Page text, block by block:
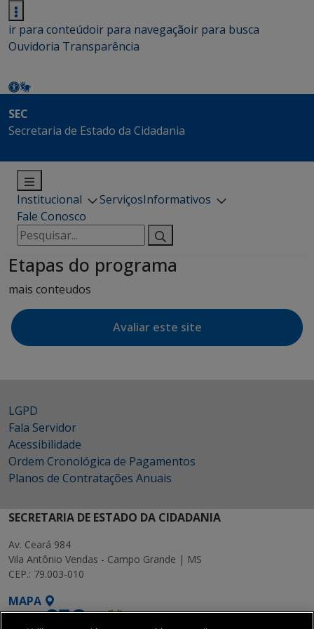
ir para conteúdoir para navegaçãoir para busca
Ouvidoria Transparência
SEC
Secretaria de Estado da Cidadania
Institucional ServiçosInformativos
Fale Conosco
Pesquisar
por:
Etapas do programa
mais conteudos
Avaliar este site
LGPD
Fala Servidor
Acessibilidade
Ordem Cronológica de Pagamentos
Planos de Contratações Anuais
SECRETARIA DE ESTADO DA CIDADANIA
Av. Ceará 984
Vila Antônio Vendas - Campo Grande | MS
CEP.: 79.003-010
MAPA